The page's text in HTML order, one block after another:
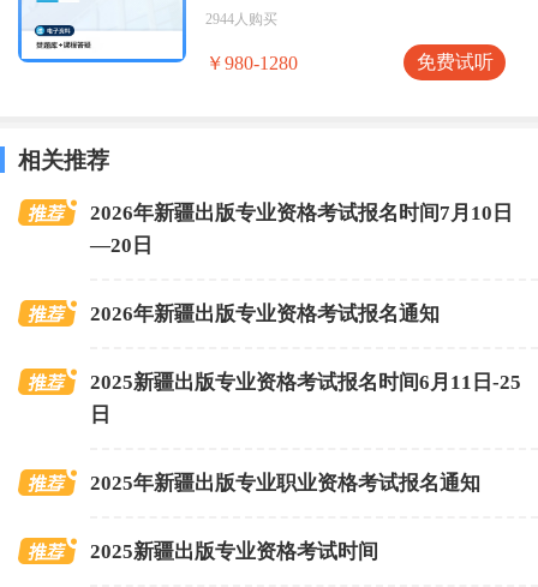
2944人购买
￥980-1280 免费试听
相关推荐
2026年新疆出版专业资格考试报名时间7月10日
—20日
2026年新疆出版专业资格考试报名通知
2025新疆出版专业资格考试报名时间6月11日-25
日
2025年新疆出版专业职业资格考试报名通知
2025新疆出版专业资格考试时间